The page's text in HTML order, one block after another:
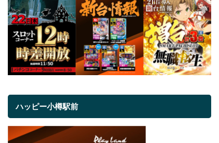
ハッピー小樽駅前